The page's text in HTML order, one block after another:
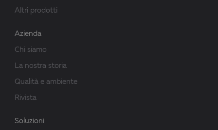
Altri prodotti
Azienda
Chi siamo
La nostra storia
Qualità e ambiente
Rivista
Soluzioni